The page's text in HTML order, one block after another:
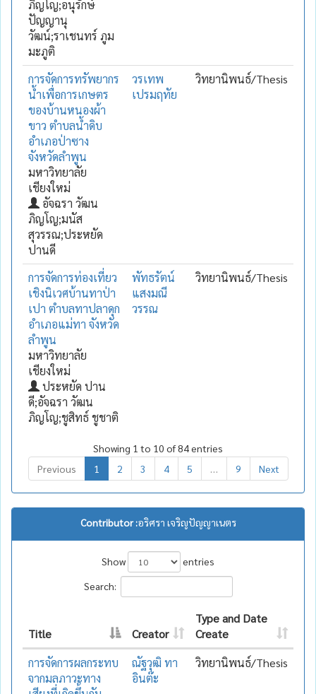
ภิญโญ;อนุรักษ์
ปัญญานุ
วัฒน์;ราเชนทร์ ภูม
มะภูติ
การจัดการทรัพยากร
น้ำเพื่อการเกษตร
ของบ้านหนองผ้า
ขาว ตำบลน้ำดิบ
อำเภอป่าซาง
จังหวัดลำพูน
มหาวิทยาลัย
เชียงใหม่
อัจฉรา วัฒน
ภิญโญ;มนัส
สุวรรณ;ประหยัด
ปานดี
วรเทพ
เปรมฤทัย
วิทยานิพนธ์/Thesis
การจัดการท่องเที่ยว
เชิงนิเวศบ้านทาป่า
เปา ตำบลทาปลาดุก
อำเภอแม่ทา จังหวัด
ลำพูน
มหาวิทยาลัย
เชียงใหม่
ประหยัด ปาน
ดี;อัจฉรา วัฒน
ภิญโญ;ชูสิทธ์ ชูชาติ
พัทธรัตน์
แสงมณี
วรรณ
วิทยานิพนธ์/Thesis
Showing 1 to 10 of 84 entries
Previous
1 2 3 4 5 9 Next
Contributor :อริศรา เจริญปัญญาเนตร
Show
entries
Search:
Title Creator
Type and Date
Create
การจัดการผลกระทบ
จากมลภาวะทาง
ณัฐวุฒิ ทา
อินต๊ะ
วิทยานิพนธ์/Thesis